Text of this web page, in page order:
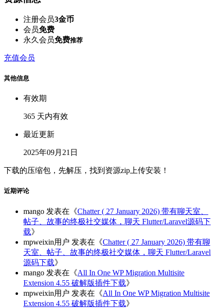
注册会员3金币
会员免费
永久会员免费推荐
充值会员
其他信息
有效期
365 天内有效
最近更新
2025年09月21日
下载的压缩包，先解压，找到资源zip上传安装！
近期评论
mango 发表在《Chatter ( 27 January 2026) 带有聊天室、
帖子、故事的终极社交媒体，聊天 Flutter/Laravel源码下
载》
mpweixin用户 发表在《Chatter ( 27 January 2026) 带有聊
天室、帖子、故事的终极社交媒体，聊天 Flutter/Laravel
源码下载》
mango 发表在《All In One WP Migration Multisite
Extension 4.55 破解版插件下载》
mpweixin用户 发表在《All In One WP Migration Multisite
Extension 4.55 破解版插件下载》